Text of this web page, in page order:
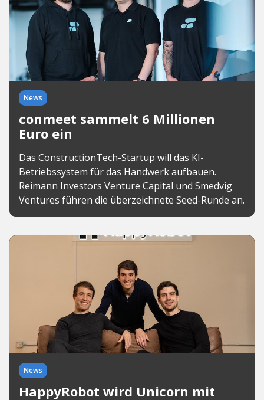
News
conmeet sammelt 6 Millionen
Euro ein
Das ConstructionTech-Startup will das KI-
Betriebssystem für das Handwerk aufbauen.
Reimann Investors Venture Capital und Smedvig
Ventures führen die überzeichnete Seed-Runde an.
News
HappyRobot wird Unicorn mit